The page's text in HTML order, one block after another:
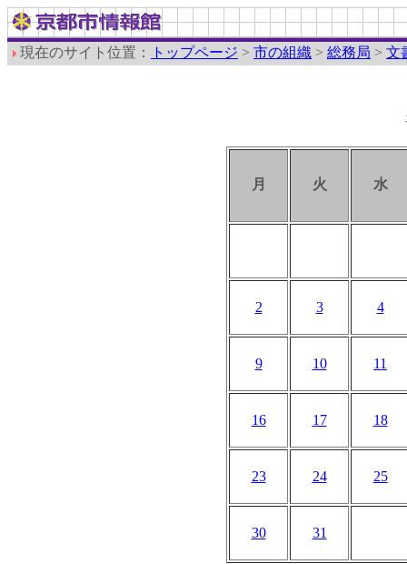
現在のサイト位置： トップページ > 市の組織 > 総務局 > 文
月 火 水
2 3 4
9 10 11
16 17 18
23 24 25
30 31